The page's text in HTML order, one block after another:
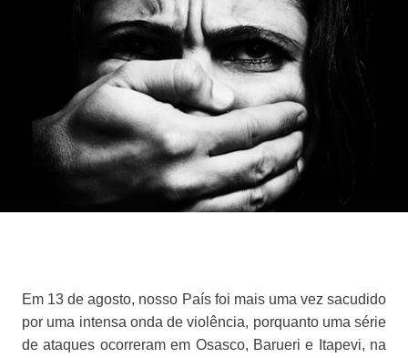
Em 13 de agosto, nosso País foi mais uma vez sacudido
por uma intensa onda de violência, porquanto uma série
de ataques ocorreram em Osasco, Barueri e Itapevi, na